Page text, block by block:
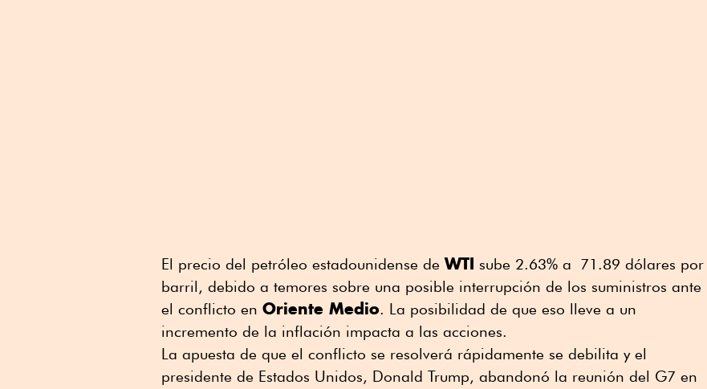
El precio del petróleo estadounidense deWTI sube 2.63% a 71.89 dólares por
barril, debido a temores sobre una posible interrupción de los suministros ante
el conflicto en Oriente Medio. La posibilidad de que eso lleve a un
incremento de la inflación impacta a las acciones.
La apuesta de que el conflicto se resolverá rápidamente se debilita y el
presidente de Estados Unidos, Donald Trump, abandonó la reunión del G7 en